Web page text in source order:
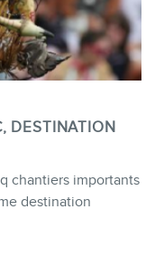
DESTINATION
chantiers importants
destination